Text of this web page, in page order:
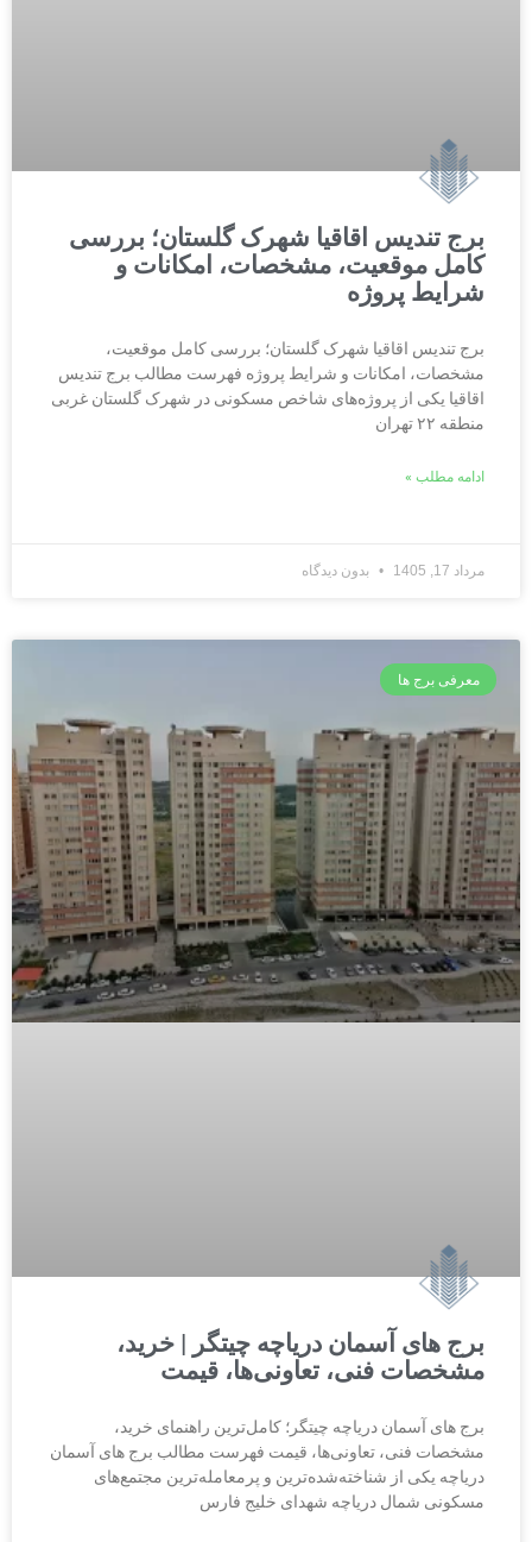
برج تندیس اقاقیا شهرک گلستان؛ بررسی
کامل موقعیت، مشخصات، امکانات و
شرایط پروژه
برج تندیس اقاقیا شهرک گلستان؛ بررسی کامل موقعیت،
مشخصات، امکانات و شرایط پروژه فهرست مطالب برج تندیس
اقاقیا یکی از پروژه‌های شاخص مسکونی در شهرک گلستان غربی
منطقه ۲۲ تهران
ادامه مطلب »
مرداد 17, 1405 بدون دیدگاه
معرفی برج ها
برج‌ های آسمان دریاچه چیتگر | خرید،
مشخصات فنی، تعاونی‌ها، قیمت
برج‌ های آسمان دریاچه چیتگر؛ کامل‌ترین راهنمای خرید،
مشخصات فنی، تعاونی‌ها، قیمت فهرست مطالب برج‌ های آسمان
دریاچه یکی از شناخته‌شده‌ترین و پرمعامله‌ترین مجتمع‌های
مسکونی شمال دریاچه شهدای خلیج فارس